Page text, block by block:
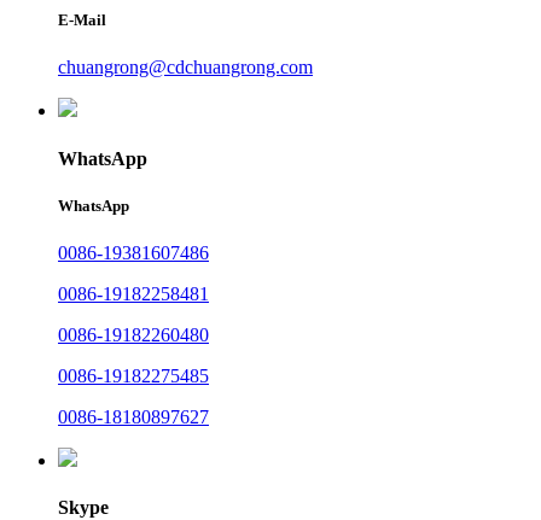
E-Mail
chuangrong@cdchuangrong.com
WhatsApp
WhatsApp
0086-19381607486
0086-19182258481
0086-19182260480
0086-19182275485
0086-18180897627
Skype